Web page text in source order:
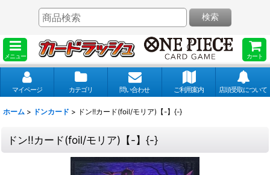
メニュー カート
検索
マイページ カテゴリ 問い合わせ ご利用案内 店頭受取について
ホーム > ドンカード > ドン!!カード(foil/モリア)【-】{-}
ドン!!カード(foil/モリア)【-】{-}